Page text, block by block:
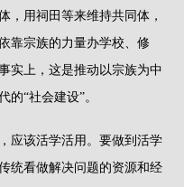
，用祠田等来维持共同体，
靠宗族的力量办学校、修
实上，这是推动以宗族为中
的“社会建设”。
应该活学活用。要做到活学
统看做解决问题的资源和经